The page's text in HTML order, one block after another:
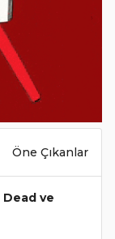
Öne Çıkanlar
ve